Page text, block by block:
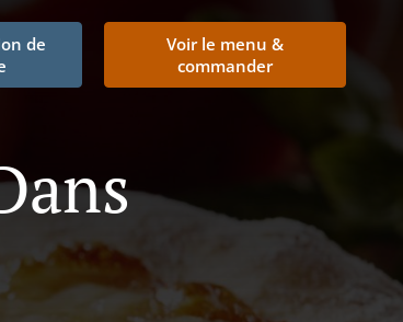
de
Voir le menu &
commander